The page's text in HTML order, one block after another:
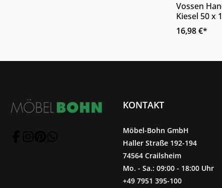
Vossen
Kiesel 50 x
besonders
16,98 €*
KONTAKT
Möbel-Bohn GmbH
Haller Straße 192-194
74564 Crailsheim
Mo. - Sa.: 09:00 - 18:00 Uhr
+49 7951 395-100